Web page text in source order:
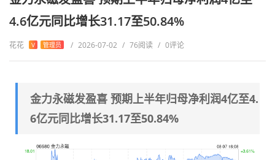
4.6亿元同比增长31.17至50.84%
花花 V 管理员 / 2026-07-02 / 76阅读 / 0评论
金力永磁发盈喜 预期上半年归母净利润4亿至4.
6亿元同比增长31.17至50.84%